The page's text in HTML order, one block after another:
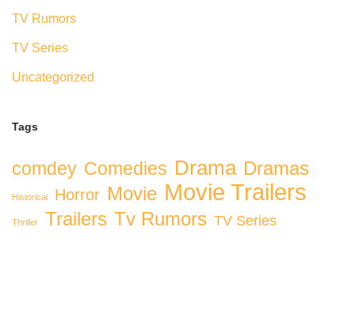
TV Rumors
TV Series
Uncategorized
Tags
comdey Comedies Drama Dramas
Historical Horror Movie Movie Trailers
Thriller Trailers Tv Rumors TV Series